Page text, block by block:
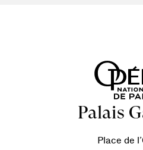
Palais
Place de